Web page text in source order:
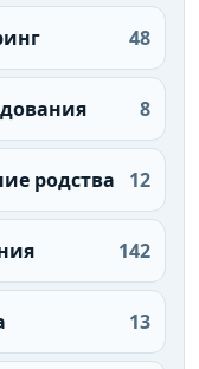
48
8
родства 12
142
13